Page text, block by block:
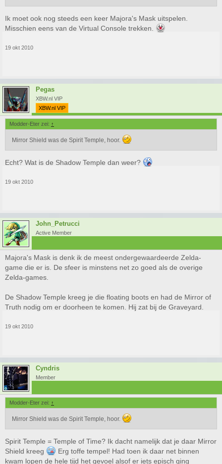
Ik moet ook nog steeds een keer Majora's Mask uitspelen.
Misschien eens van de Virtual Console trekken.
19 okt 2010
Pegas
XBW.nl VIP
XBW.nl VIP
Modder-Eter zei: ↑
Mirror Shield was de Spirit Temple, hoor.
Echt? Wat is de Shadow Temple dan weer?
19 okt 2010
John_Petrucci
Active Member
Majora's Mask is denk ik de meest ondergewaardeerde Zelda-
game die er is. De sfeer is minstens net zo goed als de overige
Zelda-games.
De Shadow Temple kreeg je die floating boots en had de Mirror of
Truth nodig om er doorheen te komen. Hij zat bij de Graveyard.
19 okt 2010
Cyndris
Member
Modder-Eter zei: ↑
Mirror Shield was de Spirit Temple, hoor.
Spirit Temple = Temple of Time? Ik dacht namelijk dat je daar Mirror
Shield kreeg
Erg toffe tempel! Had toen ik daar net binnen
kwam lopen de hele tijd het gevoel alsof er iets episch ging